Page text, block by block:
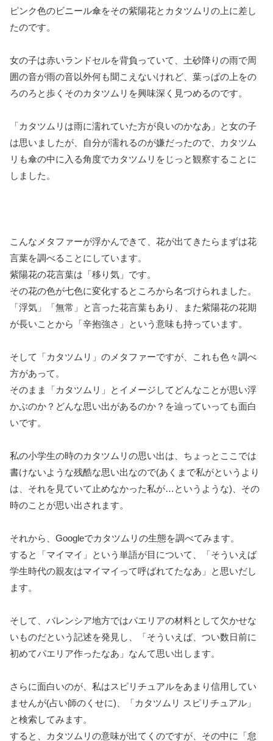
ピンク色のビニール傘をその紫陽花とカタツムリの上に差し
たのです。
女の子は赤いランドセルを背負っていて、土砂降りの雨で周
囲の音が雨の音以外何も聞こえないけれど、葉っぱの上をの
ろのろと歩くそのカタツムリを興味深く見つめるのです。
「カタツムリは雨に濡れていた方が良いのかなあ」と女の子
は思いましたが、自分が濡れるのが嫌だったので、カタツム
リも傘の中に入る角度でカタツムリをじっと観察することに
しました。
こんなメタファーが浮かんできて、花が出てきたらまずは花
言葉を調べることにしています。
紫陽花の花言葉は「移り気」です。
その花の色が七色に変化するところから名づけられました。
「浮気」「無常」と言った花言葉もあり、また紫陽花の花期
が長いことから「辛抱強さ」という意味も持っています。
そして「カタツムリ」のメタファーですが、これも色々調べ
方があって。
そのまま「カタツムリ」とイメージしてどんなことが思い浮
かぶのか？どんな思い出があるのか？を辿っていっても面白
いです。
私の小学生の時のカタツムリの思い出は、ちょっとここでは
書けないような残酷な思い出なので(あくまで私がというより
は、それを見ていて止めなかった私が…というような)、その
時のことが思い出されます。
それから、Googleでカタツムリの生態を調べてみます。
すると「マイマイ」という単語が目について、「そういえば
学生時代の親友はマイマイって呼ばれてたなあ」と思いだし
ます。
そして、バレンシア地方ではパエリアの材料として欠かせな
いものだという記述を発見し、「そういえば、つい数日前に
初めてパエリア作ったなあ」なんて思い出します。
さらに面白いのが、私はスピリチュアルをあまり信用してい
ませんが(占い師のくせに)、「カタツムリ スピリチュアル」
と検索してみます。
すると、カタツムリの意味が出てくのですが、その中に「怠